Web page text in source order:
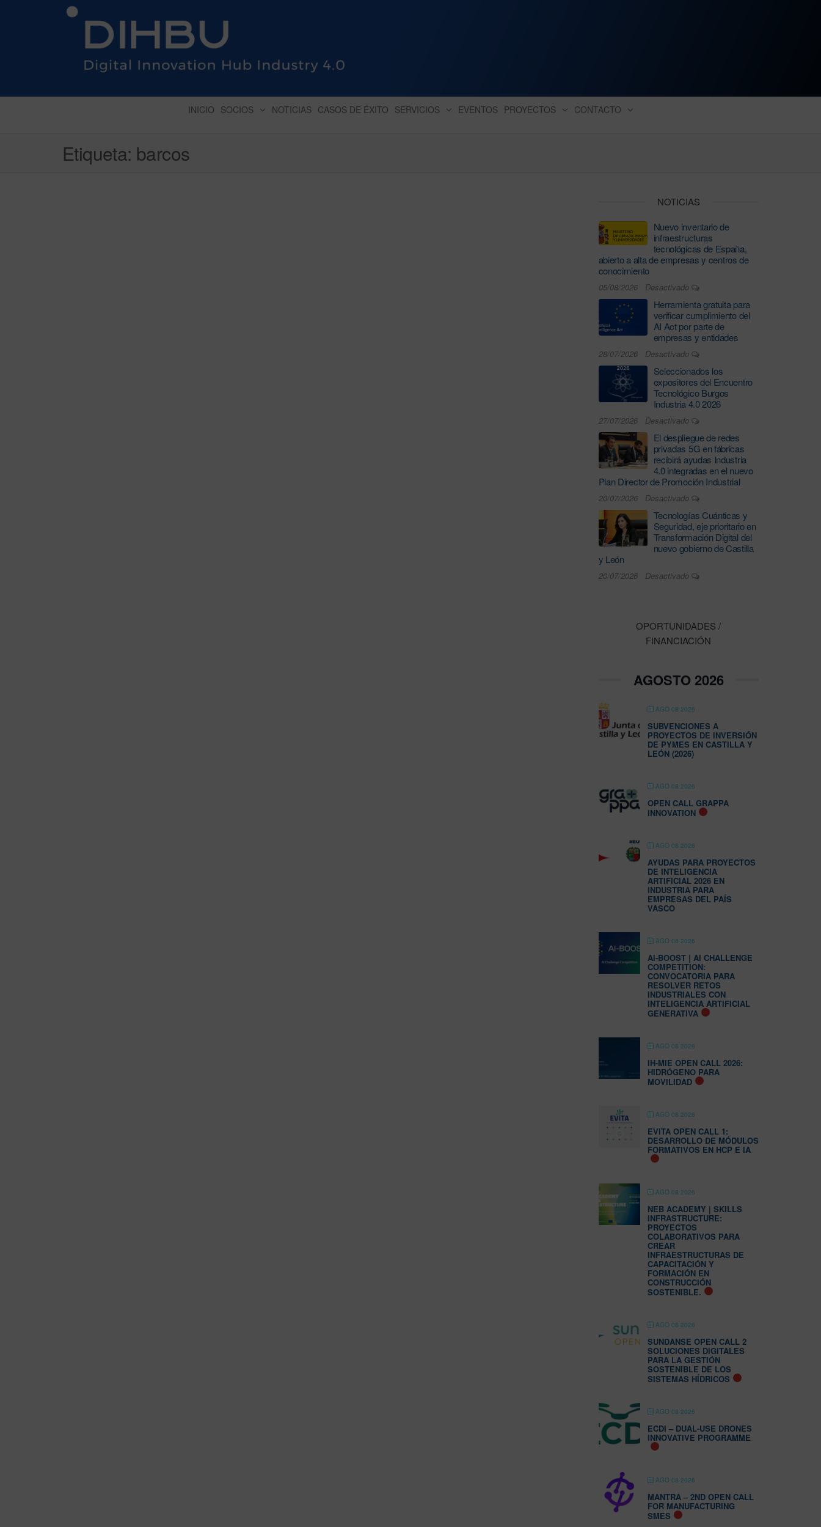
DIGITAL INNOVATION HUB INDUSTRY 4.0
INICIO SOCIOS NOTICIAS CASOS DE ÉXITO SERVICIOS EVENTOS PROYECTOS CONTACTO
Etiqueta: barcos
NOTICIAS
Nuevo inventario de
infraestructuras
tecnológicas de España,
abierto a alta de empresas y centros de
conocimiento
05/08/2026 Desactivado
Herramienta gratuita para
verificar cumplimiento del
AI Act por parte de
empresas y entidades
28/07/2026 Desactivado
Seleccionados los
expositores del Encuentro
Tecnológico Burgos
Industria 4.0 2026
27/07/2026 Desactivado
El despliegue de redes
privadas 5G en fábricas
recibirá ayudas Industria
4.0 integradas en el nuevo
Plan Director de Promoción Industrial
20/07/2026 Desactivado
Tecnologías Cuánticas y
Seguridad, eje prioritario en
Transformación Digital del
nuevo gobierno de Castilla
y León
20/07/2026 Desactivado
OPORTUNIDADES /
FINANCIACIÓN
AGOSTO 2026
AGO 08 2026
SUBVENCIONES A
PROYECTOS DE INVERSIÓN
DE PYMES EN CASTILLA Y
LEÓN (2026)
AGO 08 2026
OPEN CALL GRAPPA
INNOVATION
AGO 08 2026
AYUDAS PARA PROYECTOS
DE INTELIGENCIA
ARTIFICIAL 2026 EN
INDUSTRIA PARA
EMPRESAS DEL PAÍS
VASCO
AGO 08 2026
AI-BOOST | AI CHALLENGE
COMPETITION:
CONVOCATORIA PARA
RESOLVER RETOS
INDUSTRIALES CON
INTELIGENCIA ARTIFICIAL
GENERATIVA
AGO 08 2026
IH-MIE OPEN CALL 2026:
HIDRÓGENO PARA
MOVILIDAD
AGO 08 2026
EVITA OPEN CALL 1:
DESARROLLO DE MÓDULOS
FORMATIVOS EN HCP E IA
AGO 08 2026
NEB ACADEMY | SKILLS
INFRASTRUCTURE:
PROYECTOS
COLABORATIVOS PARA
CREAR
INFRAESTRUCTURAS DE
CAPACITACIÓN Y
FORMACIÓN EN
CONSTRUCCIÓN
SOSTENIBLE.
AGO 08 2026
SUNDANSE OPEN CALL 2
SOLUCIONES DIGITALES
PARA LA GESTIÓN
SOSTENIBLE DE LOS
SISTEMAS HÍDRICOS
AGO 08 2026
ECDI – DUAL-USE DRONES
INNOVATIVE PROGRAMME
AGO 08 2026
MANTRA – 2ND OPEN CALL
FOR MANUFACTURING
SMES